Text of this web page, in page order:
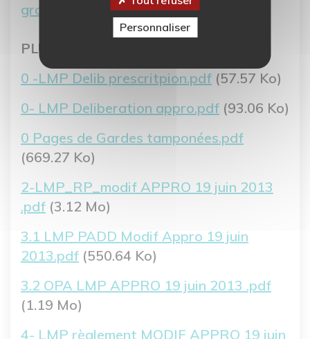
graphiques PLU 2008.pdf (7.13 Mo)
PLU du Mesnil-Patry
Fichier
0 -LMP Delib prescritpion.pdf (57.57 Ko)
Fichier
0- LMP Deliberation appro.pdf (93.06 Ko)
Fichier
0 Pages de Gardes tamponées.pdf
(669.27 Ko)
Fichier
2-LMP_RP_modif APPRO 19 juin 2013
.pdf (3.12 Mo)
Fichier
3.1 LMP PADD Modif Appro 19 juin
2013.pdf (550.64 Ko)
Fichier
3.2 OPA LMP APPRO 19 juin 2013 .pdf
(1.19 Mo)
Fichier
4- LMP règlement MODIF APPRO 19 juin
Personnaliser